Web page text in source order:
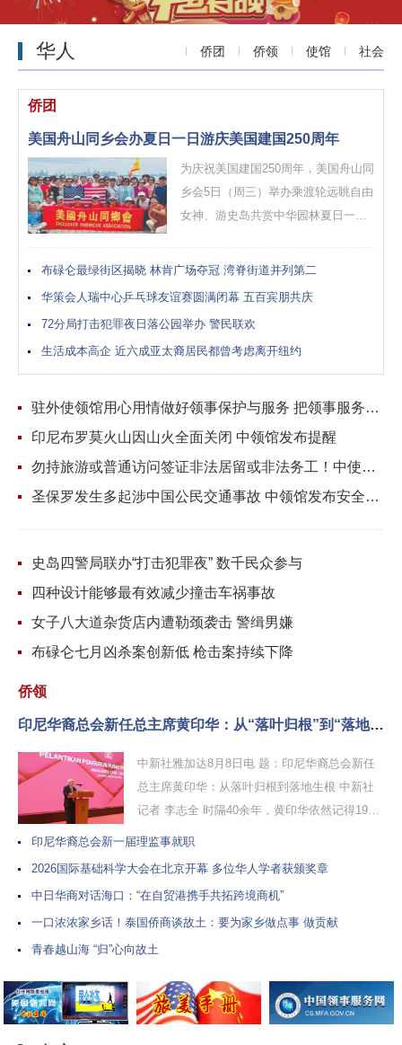
华人 侨团 侨领 使馆 社会
侨团
美国舟山同乡会办夏日一日游庆美国建国250周年
为庆祝美国建国250周年，美国舟山同
乡会5日（周三）举办乘渡轮远眺自由
女神、游史岛共赏中华园林夏日一日
纪念重要时刻，加深同乡情谊。 该
布碌仑最绿街区揭晓 林肯广场夺冠 湾脊街道并列第二
华策会人瑞中心乒乓球友谊赛圆满闭幕 五百宾朋共庆
72分局打击犯罪夜日落公园举办 警民联欢
生活成本高企 近六成亚太裔居民都曾考虑离开纽约
驻外使领馆用心用情做好领事保护与服务 把领事服务送到侨胞心坎上
印尼布罗莫火山因山火全面关闭 中领馆发布提醒
勿持旅游或普通访问签证非法居留或非法务工！中使馆提醒
圣保罗发生多起涉中国公民交通事故 中领馆发布安全提醒
史岛四警局联办“打击犯罪夜” 数千民众参与
四种设计能够最有效减少撞击车祸事故
女子八大道杂货店内遭勒颈袭击 警缉男嫌
布碌仑七月凶杀案创新低 枪击案持续下降
侨领
印尼华裔总会新任总主席黄印华：从“落叶归根”到“落地生根”
中新社雅加达8月8日电 题：印尼华裔总会新任
总主席黄印华：从落叶归根到落地生根 中新社
记者 李志全 时隔40余年，黄印华依然记得1984
年第一次踏上祖籍国土地时的情景。 中国已经
印尼华裔总会新一届理监事就职
2026国际基础科学大会在北京开幕 多位华人学者获颁奖章
中日华商对话海口：“在自贸港携手共拓跨境商机”
一口浓浓家乡话！泰国侨商谈故土：要为家乡做点事 做贡献
青春越山海 “归”心向故土